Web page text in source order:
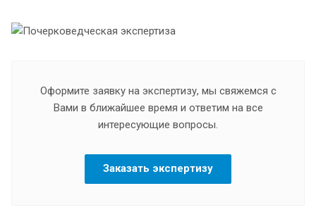
Оформите заявку на экспертизу, мы свяжемся с
Вами в ближайшее время и ответим на все
интересующие вопросы.
Заказать экспертизу